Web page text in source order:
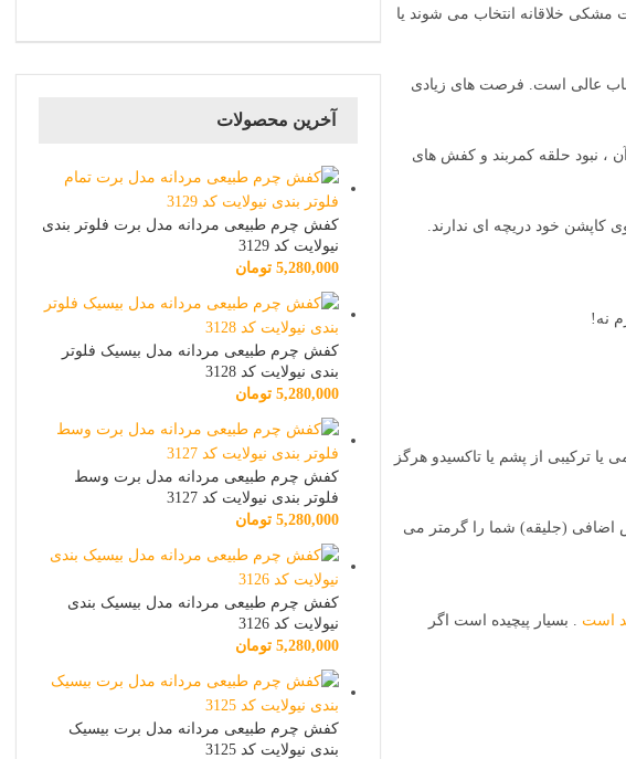
مشکی خلاقانه انتخاب می شوند یا
عالی است. فرصت های زیادی
، نبود حلقه کمربند و کفش های
کاپشن خود دریچه ای ندارند.
نه!
ترکیبی از پشم یا تاکسیدو هرگز
(جلیقه) شما را گرمتر می
است . بسیار پیچیده است اگر
آخرین محصولات
کفش چرم طبیعی مردانه مدل برت فلوتر بندی
نیولایت کد 3129
5,280,000 تومان
کفش چرم طبیعی مردانه مدل بیسیک فلوتر
بندی نیولایت کد 3128
5,280,000 تومان
کفش چرم طبیعی مردانه مدل برت وسط
فلوتر بندی نیولایت کد 3127
5,280,000 تومان
کفش چرم طبیعی مردانه مدل بیسیک بندی
نیولایت کد 3126
5,280,000 تومان
کفش چرم طبیعی مردانه مدل برت بیسیک
بندی نیولایت کد 3125